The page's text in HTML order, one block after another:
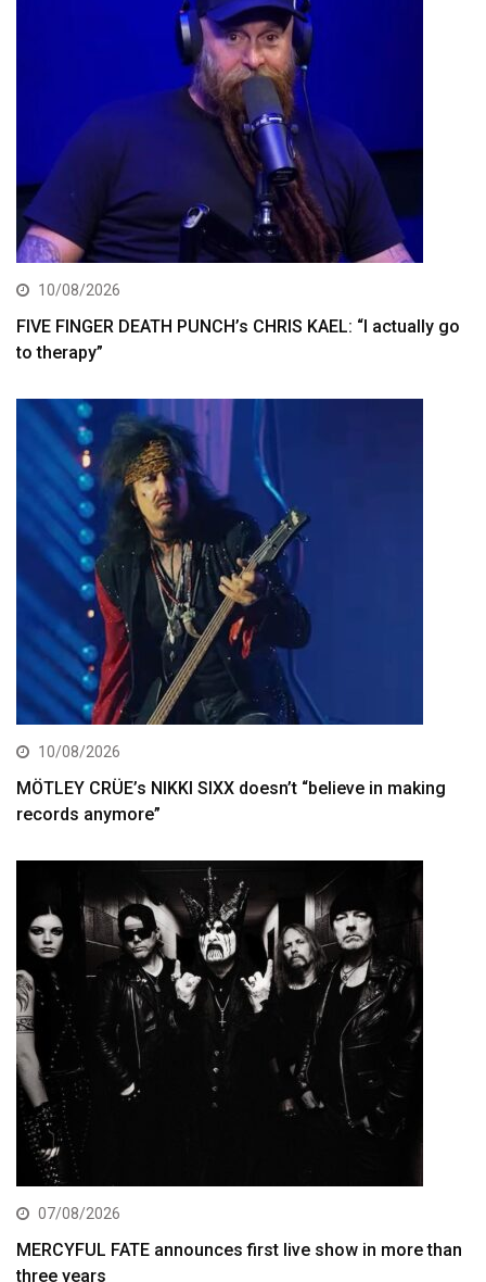
10/08/2026
FIVE FINGER DEATH PUNCH’s CHRIS KAEL: “I actually go
to therapy”
10/08/2026
MÖTLEY CRÜE’s NIKKI SIXX doesn’t “believe in making
records anymore”
07/08/2026
MERCYFUL FATE announces first live show in more than
three years